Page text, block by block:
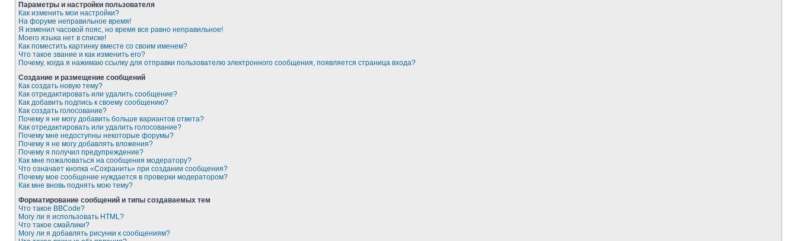
Параметры и настройки пользователя
Как изменить мои настройки?
На форуме неправильное время!
Я изменил часовой пояс, но время все равно неправильное!
Моего языка нет в списке!
Как поместить картинку вместе со своим именем?
Что такое звание и как изменить его?
Почему, когда я нажимаю ссылку для отправки пользователю электронного сообщения, появляется страница входа?
Создание и размещение сообщений
Как создать новую тему?
Как отредактировать или удалить сообщение?
Как добавить подпись к своему сообщению?
Как создать голосование?
Почему я не могу добавить больше вариантов ответа?
Как отредактировать или удалить голосование?
Почему мне недоступны некоторые форумы?
Почему я не могу добавлять вложения?
Почему я получил предупреждение?
Как мне пожаловаться на сообщения модератору?
Что означает кнопка «Сохранить» при создании сообщения?
Почему мое сообщение нуждается в проверки модератором?
Как мне вновь поднять мою тему?
Форматирование сообщений и типы создаваемых тем
Что такое BBCode?
Могу ли я использовать HTML?
Что такое смайлики?
Могу ли я добавлять рисунки к сообщениям?